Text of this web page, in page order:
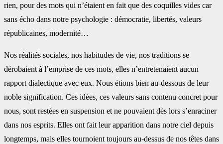
rien, pour des mots qui n’étaient en fait que des coquilles vides car
sans écho dans notre psychologie : démocratie, libertés, valeurs
républicaines, modernité…
Nos réalités sociales, nos habitudes de vie, nos traditions se
dérobaient à l’emprise de ces mots, elles n’entretenaient aucun
rapport dialectique avec eux. Nous étions bien au-dessous de leur
noble signification. Ces idées, ces valeurs sans contenu concret pour
nous, sont restées en suspension et ne pouvaient dès lors s’enraciner
dans nos esprits. Elles ont fait leur apparition dans notre ciel depuis
longtemps, mais elles tournoient toujours au-dessus de nos têtes dans